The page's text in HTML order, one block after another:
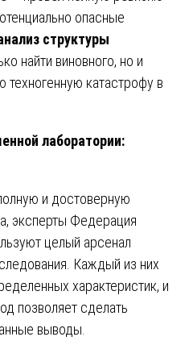
опасные
структуры
найти виновного, но и
катастрофу в
лаборатории:
и достоверную
эксперты Федерация
целый арсенал
Каждый из них
характеристик, и
позволяет сделать
выводы.